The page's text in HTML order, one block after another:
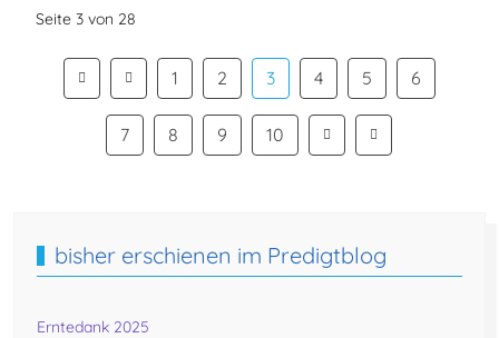
Seite 3 von 28
1 2 3 4 5 6
7 8 9 10
bisher erschienen im Predigtblog
Erntedank 2025